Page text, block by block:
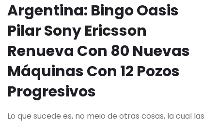
Argentina: Bingo Oasis
Pilar Sony Ericsson
Renueva Con 80 Nuevas
Máquinas Con 12 Pozos
Progresivos
Lo que sucede es, no meio de otras cosas, la cual las